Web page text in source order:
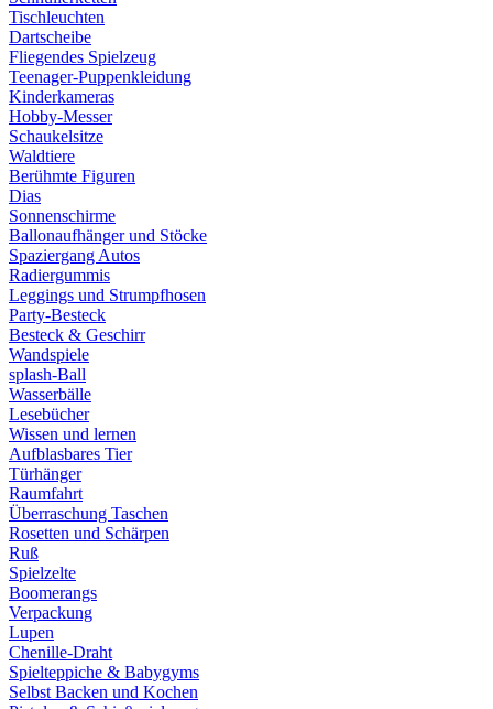
Tischleuchten
Dartscheibe
Fliegendes Spielzeug
Teenager-Puppenkleidung
Kinderkameras
Hobby-Messer
Schaukelsitze
Waldtiere
Berühmte Figuren
Dias
Sonnenschirme
Ballonaufhänger und Stöcke
Spaziergang Autos
Radiergummis
Leggings und Strumpfhosen
Party-Besteck
Besteck & Geschirr
Wandspiele
splash-Ball
Wasserbälle
Lesebücher
Wissen und lernen
Aufblasbares Tier
Türhänger
Raumfahrt
Überraschung Taschen
Rosetten und Schärpen
Ruß
Spielzelte
Boomerangs
Verpackung
Lupen
Chenille-Draht
Spielteppiche & Babygyms
Selbst Backen und Kochen